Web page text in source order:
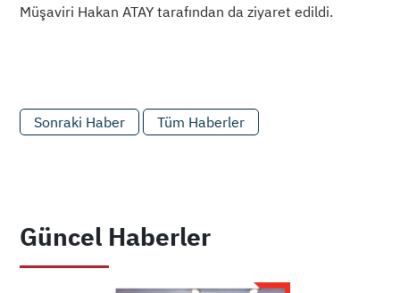
Müşaviri Hakan ATAY tarafından da ziyaret edildi.
Sonraki Haber Tüm Haberler
Güncel Haberler